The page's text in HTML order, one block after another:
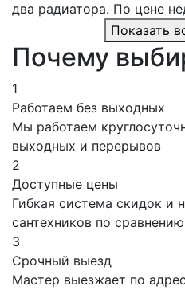
два радиатора. По цене
Показать
Почему
1
Работаем без выходных
Мы работаем
выходных и перерывов
2
Доступные цены
Гибкая система скидок и
сантехников по
3
Срочный выезд
Мастер выезжает по